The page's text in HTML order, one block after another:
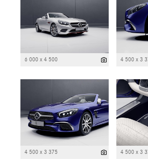
6 000 x 4 500 4 500 x 3
4 500 x 3 375 4 500 x 3